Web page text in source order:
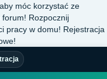
aby móc korzystać ze
Rozpocznij
pracy w domu! Rejestracja